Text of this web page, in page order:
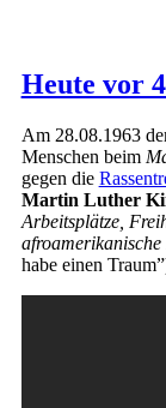
Heute vor
Am 28.08.1963
Menschen beim
gegen die
Martin Luther
Arbeitsplätze,
habe einen